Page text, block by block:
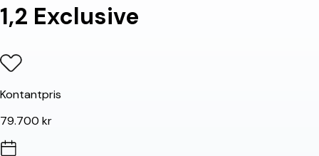
1,2 Exclusive
Kontantpris
79.700 kr